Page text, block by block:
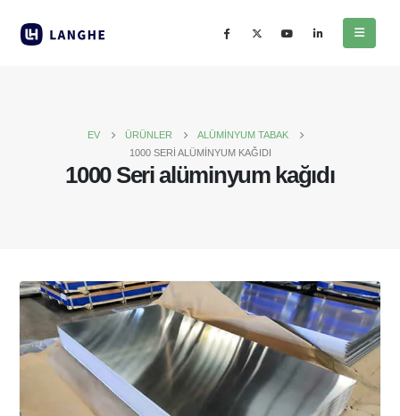
EV ÜRÜNLER
ALÜMINYUM TABAK
1000 SERI ALÜMINYUM KAĞIDI
1000 Seri alüminyum kağıdı